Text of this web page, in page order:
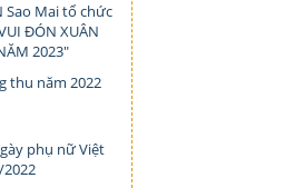
Sao Mai tổ chức
ĐÓN XUÂN
2023"
thu năm 2022
phụ nữ Việt